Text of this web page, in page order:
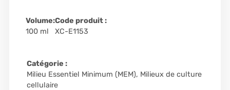
Volume:
100 ml
Code produit :
XC-E1153
Catégorie :
Milieu Essentiel Minimum (MEM), Milieux de culture
cellulaire